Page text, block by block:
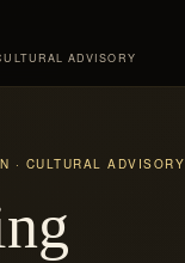
ADVISORY
· CULTURAL ADVISORY